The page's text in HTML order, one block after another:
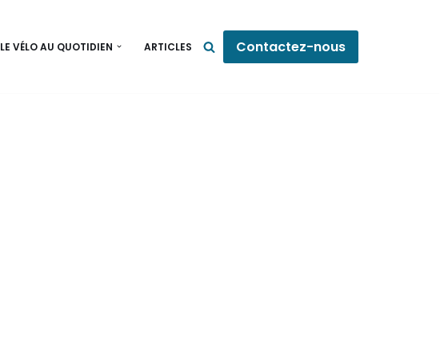
LE VÉLO AU QUOTIDIEN ARTICLES Contactez-nous